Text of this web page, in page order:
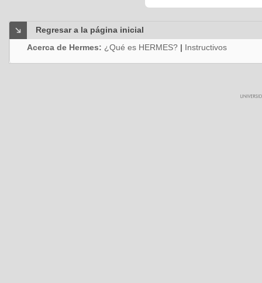
Regresar a la página inicial
Acerca de Hermes: ¿Qué es HERMES? | Instructivos